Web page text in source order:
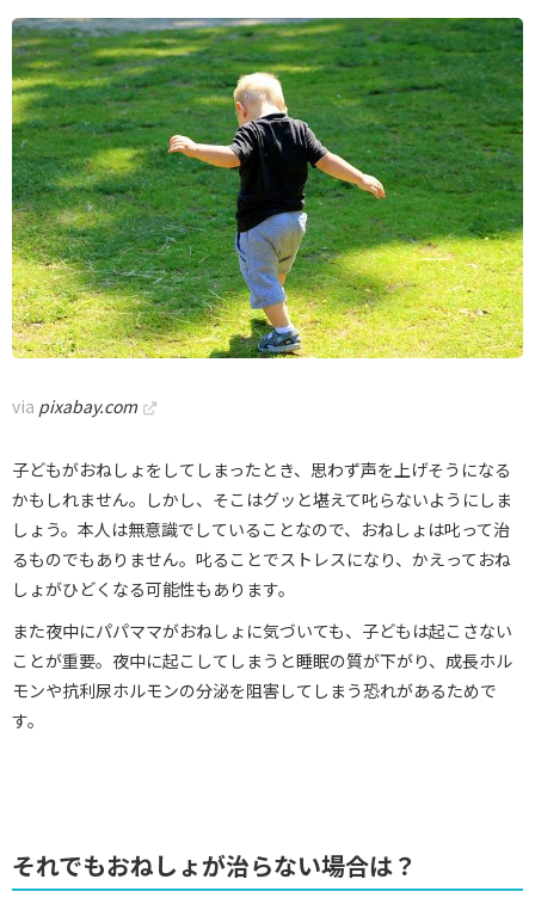
via pixabay.com
子どもがおねしょをしてしまったとき、思わず声を上げそうになる
かもしれません。しかし、そこはグッと堪えて叱らないようにしま
しょう。本人は無意識でしていることなので、おねしょは叱って治
るものでもありません。叱ることでストレスになり、かえっておね
しょがひどくなる可能性もあります。
また夜中にパパママがおねしょに気づいても、子どもは起こさない
ことが重要。夜中に起こしてしまうと睡眠の質が下がり、成長ホル
モンや抗利尿ホルモンの分泌を阻害してしまう恐れがあるためで
す。
それでもおねしょが治らない場合は？